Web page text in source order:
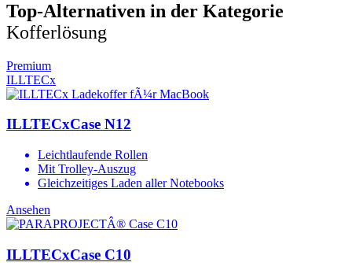
Top-Alternativen in der Kategorie
Kofferlösung
Premium
ILLTECx
ILLTECxCase N12
Leichtlaufende Rollen
Mit Trolley-Auszug
Gleichzeitiges Laden aller Notebooks
Ansehen
ILLTECxCase C10